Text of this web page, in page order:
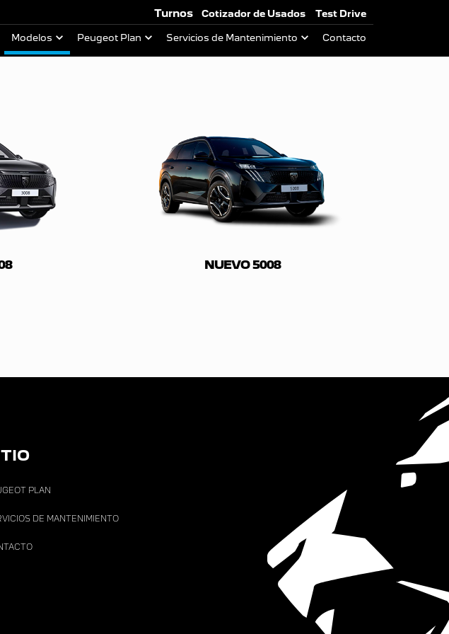
Turnos Cotizador de Usados Test Drive
Modelos Peugeot Plan Servicios de Mantenimiento Contacto
NUEVO 5008
PLAN
DE MANTENIMIENTO